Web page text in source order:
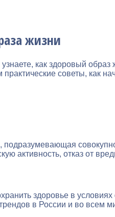
жизни
как здоровый
советы, как
активность, отказ от
здоровье в
в России и во всем